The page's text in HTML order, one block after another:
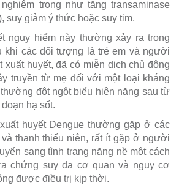
trọng như tăng transaminase
suy giảm ý thức hoặc suy tim.
nguy hiểm này thường xảy ra trong
khi các đối tượng là trẻ em và người
xuất huyết, đã có miễn dịch chủ động
truyền từ mẹ đối với một loại kháng
đột ngột biểu hiện nặng sau từ
hạ sốt.
huyết Dengue thường gặp ở các
thanh thiếu niên, rất ít gặp ở người
sang tình trạng nặng nề một cách
chứng suy đa cơ quan và nguy cơ
được điều trị kịp thời.